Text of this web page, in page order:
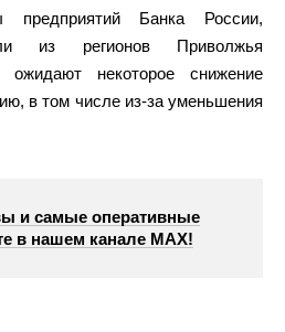
предприятий Банка России,
из регионов Приволжья
некоторое снижение
в том числе из-за уменьшения
и самые оперативные
в нашем канале МАХ!